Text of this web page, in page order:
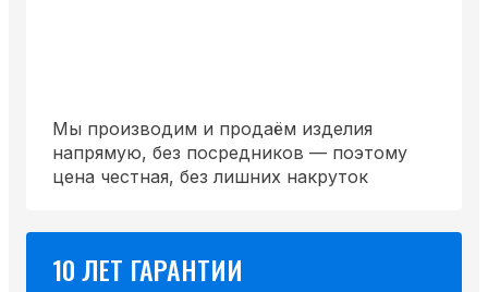
Мы производим и продаём изделия
напрямую, без посредников — поэтому
цена честная, без лишних накруток
10 ЛЕТ ГАРАНТИИ